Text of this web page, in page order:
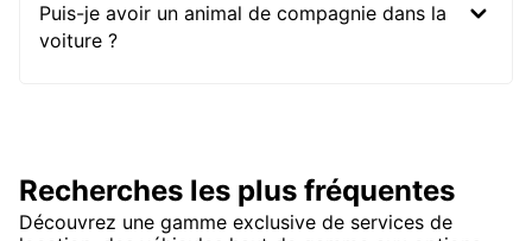
Puis-je avoir un animal de compagnie dans la
voiture ?
Recherches les plus fréquentes
Découvrez une gamme exclusive de services de